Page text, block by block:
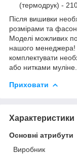
(термодрук) -
Після вишивки
розмірами та
Моделі можливих
нашого
комплектувати
або нитками муліне.
Приховати
Характеристики
Основні атрибути
Виробник